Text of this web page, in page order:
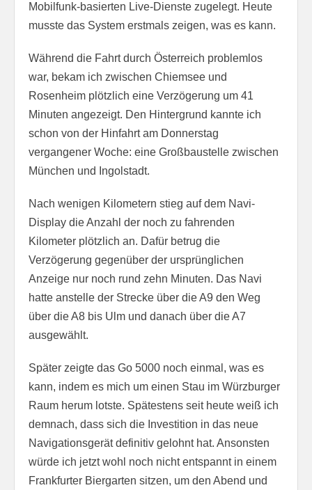
Mobilfunk-basierten Live-Dienste zugelegt. Heute
musste das System erstmals zeigen, was es kann.
Während die Fahrt durch Österreich problemlos
war, bekam ich zwischen Chiemsee und
Rosenheim plötzlich eine Verzögerung um 41
Minuten angezeigt. Den Hintergrund kannte ich
schon von der Hinfahrt am Donnerstag
vergangener Woche: eine Großbaustelle zwischen
München und Ingolstadt.
Nach wenigen Kilometern stieg auf dem Navi-
Display die Anzahl der noch zu fahrenden
Kilometer plötzlich an. Dafür betrug die
Verzögerung gegenüber der ursprünglichen
Anzeige nur noch rund zehn Minuten. Das Navi
hatte anstelle der Strecke über die A9 den Weg
über die A8 bis Ulm und danach über die A7
ausgewählt.
Später zeigte das Go 5000 noch einmal, was es
kann, indem es mich um einen Stau im Würzburger
Raum herum lotste. Spätestens seit heute weiß ich
demnach, dass sich die Investition in das neue
Navigationsgerät definitiv gelohnt hat. Ansonsten
würde ich jetzt wohl noch nicht entspannt in einem
Frankfurter Biergarten sitzen, um den Abend und